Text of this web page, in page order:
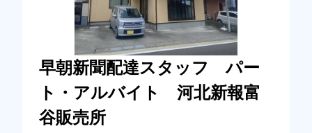
早朝新聞配達スタッフ パー
ト・アルバイト 河北新報富
谷販売所